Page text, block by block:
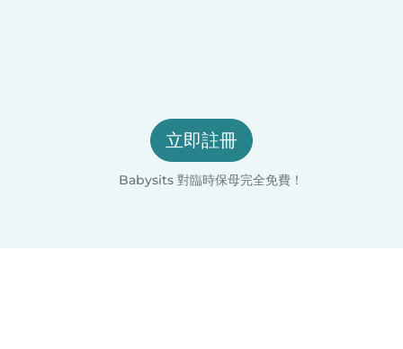
立即註冊
Babysits 對臨時保母完全免費！